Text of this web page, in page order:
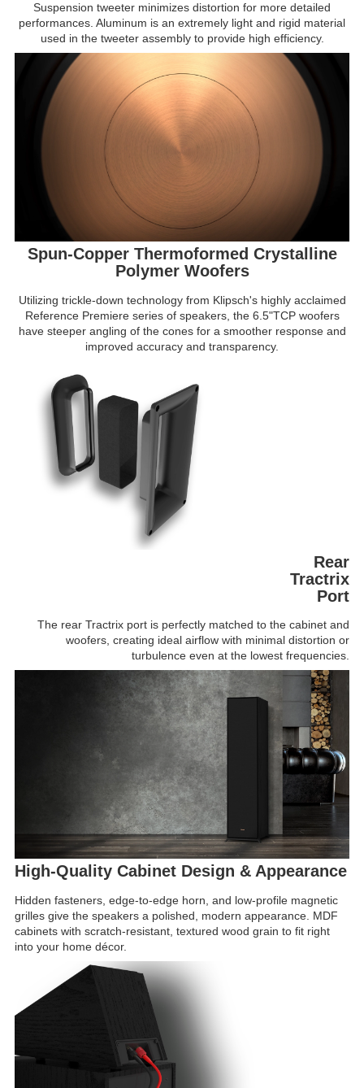
Suspension tweeter minimizes distortion for more detailed
performances. Aluminum is an extremely light and rigid material
used in the tweeter assembly to provide high efficiency.
Spun-Copper Thermoformed Crystalline
Polymer Woofers
Utilizing trickle-down technology from Klipsch's highly acclaimed
Reference Premiere series of speakers, the 6.5"TCP woofers
have steeper angling of the cones for a smoother response and
improved accuracy and transparency.
Rear
Tractrix
Port
The rear Tractrix port is perfectly matched to the cabinet and
woofers, creating ideal airflow with minimal distortion or
turbulence even at the lowest frequencies.
High-Quality Cabinet Design & Appearance
Hidden fasteners, edge-to-edge horn, and low-profile magnetic
grilles give the speakers a polished, modern appearance. MDF
cabinets with scratch-resistant, textured wood grain to fit right
into your home décor.